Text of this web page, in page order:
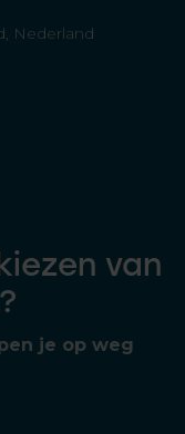
Nederland
van
je op weg